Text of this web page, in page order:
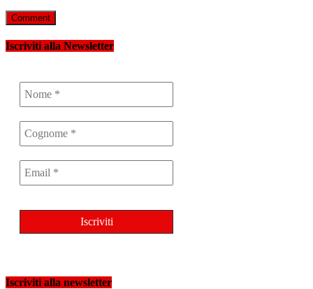
Iscriviti alla Newsletter
Iscriviti alla newsletter